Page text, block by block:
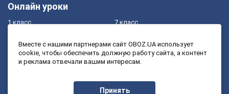
Онлайн уроки
1 класс
3 класс
7 класс
9 класс
Вместе с нашими партнерами сайт OBOZ.UA использует
cookie, чтобы обеспечить должную работу сайта, а контент
и реклама отвечали вашим интересам.
Принять